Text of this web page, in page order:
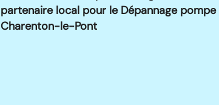
partenaire local pour le Dépannage
Charenton-le-Pont